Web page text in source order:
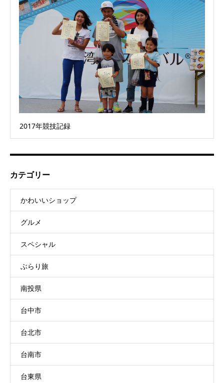
2017年競技記録
カテゴリー
かわいいショップ
グルメ
スペシャル
ぶらり旅
南投県
台中市
台北市
台南市
台東県